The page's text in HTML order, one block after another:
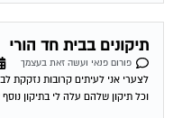
תיקונים בבית חד הורי
פורום פנאי ועשה זאת בעצמך
לצערי אני לעיתים קרובות נזקקת
וכל תיקון שלהם עלה לי בתיקון